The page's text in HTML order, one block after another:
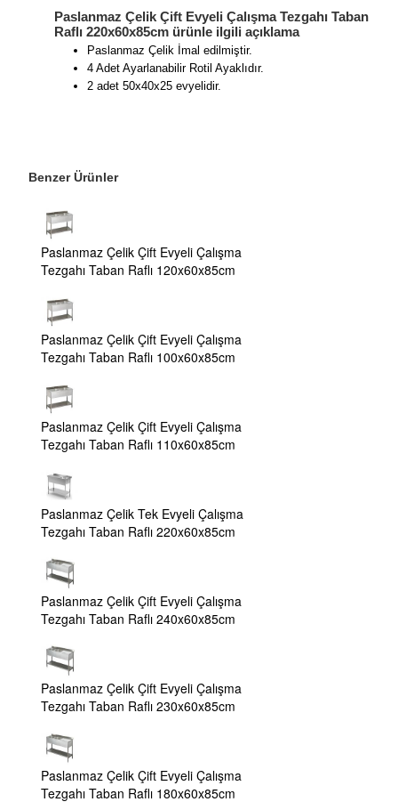
Paslanmaz Çelik Çift Evyeli Çalışma Tezgahı Taban
Raflı 220x60x85cm ürünle ilgili açıklama
Paslanmaz Çelik İmal edilmiştir.
4 Adet Ayarlanabilir Rotil Ayaklıdır.
2 adet 50x40x25 evyelidir.
Benzer Ürünler
Paslanmaz Çelik Çift Evyeli Çalışma
Tezgahı Taban Raflı 120x60x85cm
Paslanmaz Çelik Çift Evyeli Çalışma
Tezgahı Taban Raflı 100x60x85cm
Paslanmaz Çelik Çift Evyeli Çalışma
Tezgahı Taban Raflı 110x60x85cm
Paslanmaz Çelik Tek Evyeli Çalışma
Tezgahı Taban Raflı 220x60x85cm
Paslanmaz Çelik Çift Evyeli Çalışma
Tezgahı Taban Raflı 240x60x85cm
Paslanmaz Çelik Çift Evyeli Çalışma
Tezgahı Taban Raflı 230x60x85cm
Paslanmaz Çelik Çift Evyeli Çalışma
Tezgahı Taban Raflı 180x60x85cm